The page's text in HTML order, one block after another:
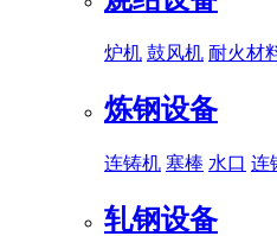
炉机 鼓风机 耐火材
炼钢设备
连铸机 塞棒 水口 连
轧钢设备